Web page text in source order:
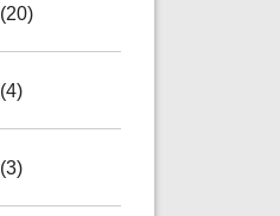
(20)
(4)
(3)